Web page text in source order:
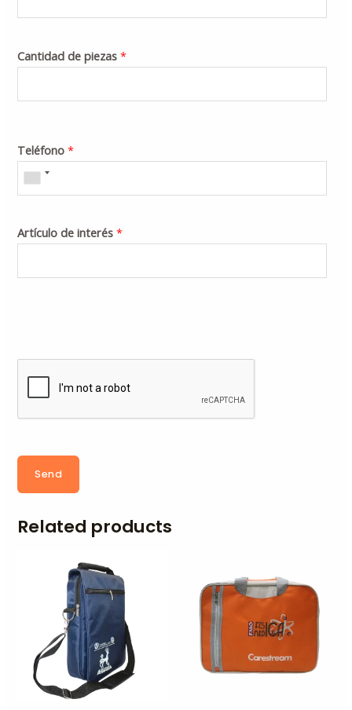
Cantidad de piezas*
Teléfono*
Artículo de interés*
Send
Related products